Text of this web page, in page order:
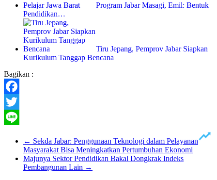
Program Jabar Masagi, Emil: Bentuk
Pendidikan…
Tiru Jepang, Pemprov Jabar Siapkan
Kurikulum Tanggap Bencana
Bagikan :
Facebook
Twitter
← Sekda Jabar: Penggunaan Teknologi dalam Pelayanan
Masyarakat Bisa Meningkatkan Pertumbuhan Ekonomi
Majunya Sektor Pendidikan Bakal Dongkrak Indeks
Pembangunan Lain →